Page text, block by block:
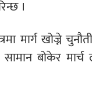
।
खोज्ने
बोकेर